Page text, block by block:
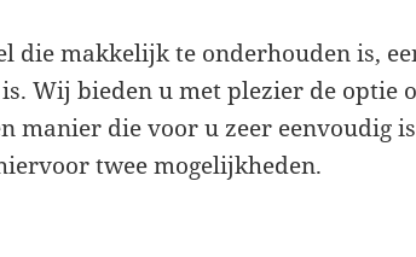
die makkelijk te onderhouden is,
Wij bieden u met plezier de optie
manier die voor u zeer eenvoudig
twee mogelijkheden.